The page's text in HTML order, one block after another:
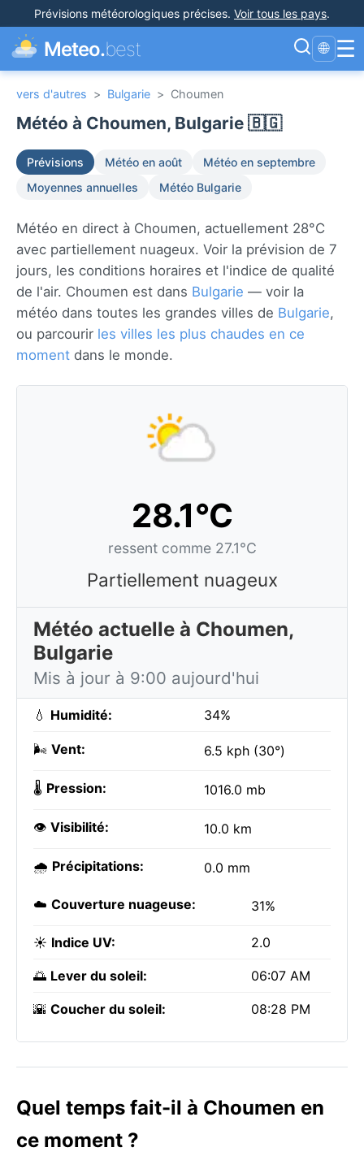
Prévisions météorologiques précises. Voir tous les pays.
Meteo.best 🌐 ☰
vers d'autres > Bulgarie > Choumen
Météo à Choumen, Bulgarie 🇧🇬
Prévisions Météo en août
Météo en septembre
Moyennes annuelles
Météo Bulgarie
Météo en direct à Choumen, actuellement 28°C
avec partiellement nuageux. Voir la prévision de 7
jours, les conditions horaires et l'indice de qualité
de l'air. Choumen est dans Bulgarie — voir la
météo dans toutes les grandes villes de Bulgarie,
ou parcourir les villes les plus chaudes en ce
moment dans le monde.
28.1°C
ressent comme 27.1°C
Partiellement nuageux
Météo actuelle à Choumen,
Bulgarie
Mis à jour à 9:00 aujourd'hui
💧 Humidité: 34%
🌬️ Vent: 6.5 kph (30°)
🌡️ Pression: 1016.0 mb
👁️ Visibilité: 10.0 km
🌧️ Précipitations: 0.0 mm
☁️ Couverture nuageuse: 31%
☀️ Indice UV: 2.0
🌅 Lever du soleil: 06:07 AM
🌇 Coucher du soleil: 08:28 PM
Quel temps fait-il à Choumen en
ce moment ?